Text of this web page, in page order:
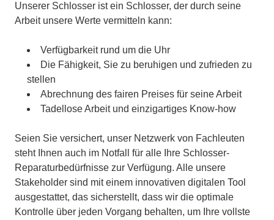
Unserer Schlosser ist ein Schlosser, der durch seine
Arbeit unsere Werte vermitteln kann:
Verfügbarkeit rund um die Uhr
Die Fähigkeit, Sie zu beruhigen und zufrieden zu
stellen
Abrechnung des fairen Preises für seine Arbeit
Tadellose Arbeit und einzigartiges Know-how
Seien Sie versichert, unser Netzwerk von Fachleuten
steht Ihnen auch im Notfall für alle Ihre Schlosser-
Reparaturbedürfnisse zur Verfügung. Alle unsere
Stakeholder sind mit einem innovativen digitalen Tool
ausgestattet, das sicherstellt, dass wir die optimale
Kontrolle über jeden Vorgang behalten, um Ihre vollste